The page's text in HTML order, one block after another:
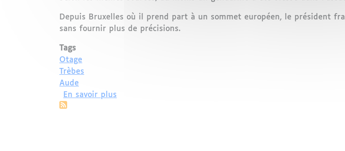
Depuis Bruxelles où il prend part à un sommet européen, le président
sans fournir plus de précisions.
Tags
Otage
Trèbes
Aude
En savoir plus